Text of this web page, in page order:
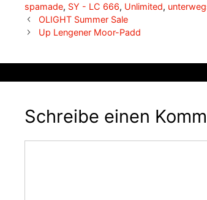
spamade, SY - LC 666, Unlimited,
OLIGHT Summer Sale
Up Lengener Moor-Padd
Schreibe einen